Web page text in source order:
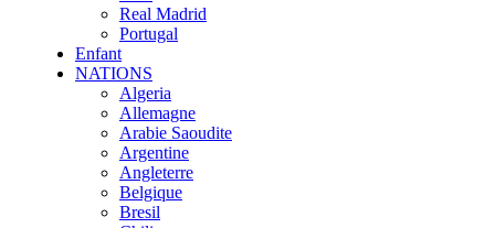
Real Madrid
Portugal
Enfant
NATIONS
Algeria
Allemagne
Arabie Saoudite
Argentine
Angleterre
Belgique
Bresil